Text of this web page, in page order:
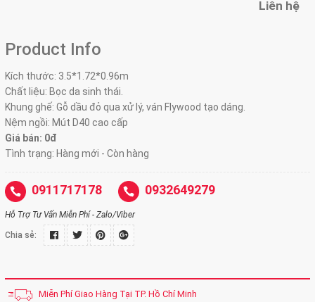
Liên hệ
Product Info
Kích thước: 3.5*1.72*0.96m
Chất liệu: Bọc da sinh thái.
Khung ghế: Gỗ dầu đỏ qua xử lý, ván Flywood tạo dáng.
Nệm ngồi: Mút D40 cao cấp
Giá bán: 0đ
Tình trạng: Hàng mới - Còn hàng
0911717178 0932649279
Hỗ Trợ Tư Vấn Miễn Phí - Zalo/Viber
Chia sẻ:
Miễn Phí Giao Hàng Tại TP. Hồ Chí Minh